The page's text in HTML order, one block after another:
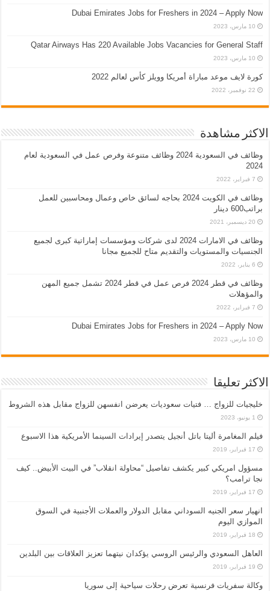
Dubai Emirates Jobs for Freshers in 2024 – Apply Now
10 مارس، 2023
Qatar Airways Has 220 Available Jobs Vacancies for General Staff
10 مارس، 2023
كورة لايف موعد مباراة أمريكا وويلز كأس لعالم 2022
22 نوفمبر، 2022
الاكثر مشاهدة
وظائف في السعودية 2024 وظائف متنوعة وفرص عمل في السعودية لعام
2024
7 فبراير، 2022
وظائف في الكويت 2024 بحاجه لسائق خاص وعمال ومحاسبين للعمل
براتب600 دينار
20 ديسمبر، 2021
وظائف في الامارات 2024 لدى شركات ومؤسسات إماراتية كبرى لجميع
الجنسيات والمستويات والتقديم متاح للجميع مجانا
6 يناير، 2022
وظائف في قطر 2024 فرص عمل في قطر 2024 تشمل جميع المهن
والمؤهلات
7 فبراير، 2022
Dubai Emirates Jobs for Freshers in 2024 – Apply Now
10 مارس، 2023
الاكثر تعليقا
خليجيات للزواج … فتيات سعوديات يعرضن انفسهن للزواج مقابل هذه الشروط
1 يونيو، 2023
فيلم المغامرة أليتا‭ ‬باتل أنجيل يتصدر إيرادات السينما الأمريكية هذا الاسبوع
17 فبراير، 2019
مسؤول امريكي كبير يكشف تفاصيل “محاولة انقلاب” في البيت الأبيض.. كيف
نجا ترامب؟
17 فبراير، 2019
انهيار سعر الجنيه السوداني مقابل الدولار والعملات الأجنبية في السوق
الموازي اليوم
18 فبراير، 2019
العاهل السعودي والرئيس الروسي يؤكدان نيتهما تعزيز العلاقات بين البلدين
19 فبراير، 2019
وكالة سفريات فرنسية تعرض رحلات سياحية إلى سوريا